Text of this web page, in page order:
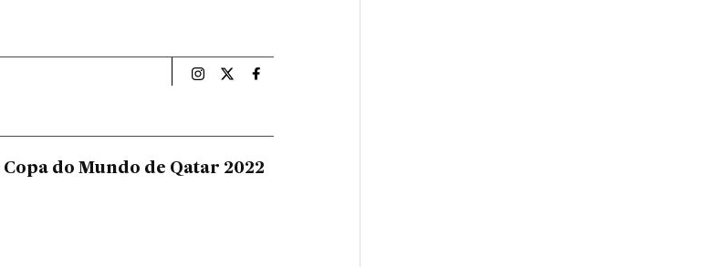
Esportes El País Brasil en Instagram
Esportes El País Brasil en Twitter
Esportes El País Brasil en Facebook
do Mundo de Qatar 2022